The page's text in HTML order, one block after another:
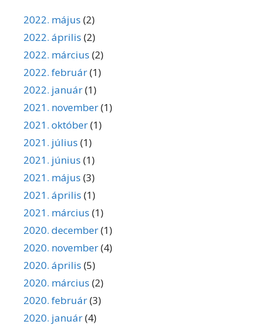
2022. május (2)
2022. április (2)
2022. március (2)
2022. február(1)
2022. január(1)
2021. november(1)
2021. október(1)
2021. július (1)
2021. június (1)
2021. május (3)
2021. április (1)
2021. március (1)
2020. december(1)
2020. november(4)
2020. április (5)
2020. március (2)
2020. február(3)
2020. január(4)